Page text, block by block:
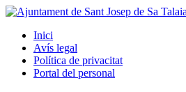
Inici
Avís legal
Política de privacitat
Portal del personal